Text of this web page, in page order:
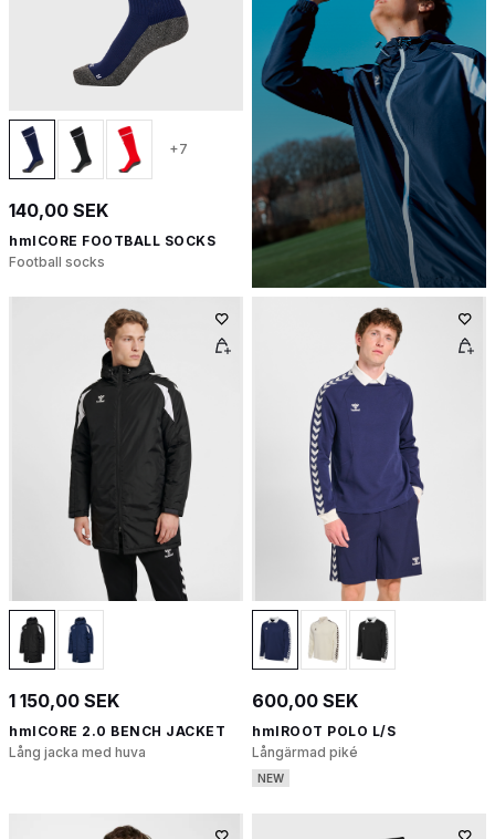
+7
140,00 SEK
hmlCORE FOOTBALL SOCKS
Football socks
1 150,00 SEK
hmlCORE 2.0 BENCH JACKET
Lång jacka med huva
600,00 SEK
hmlROOT POLO L/S
Långärmad piké
NEW